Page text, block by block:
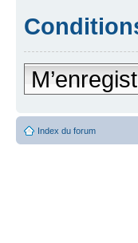
Index du forum